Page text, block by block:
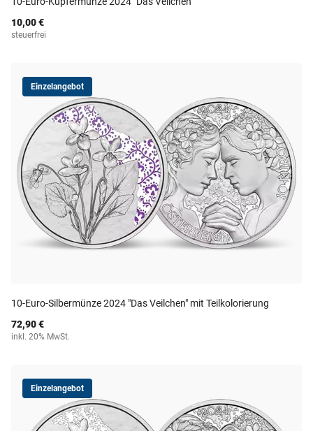
10,00 €
steuerfrei
Einzelangebot
10-Euro-Silbermünze 2024 "Das Veilchen" mit Teilkolorierung
72,90 €
inkl. 20% MwSt.
Einzelangebot